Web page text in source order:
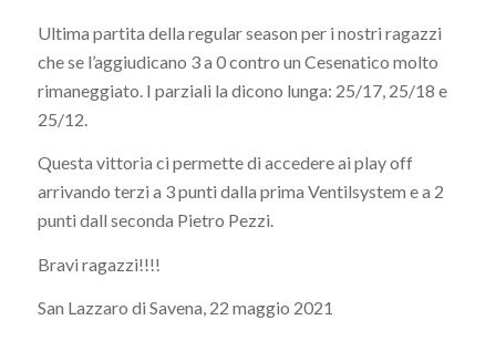
Ultima partita della regular season per i nostri ragazzi
che se l’aggiudicano 3 a 0 contro un Cesenatico molto
rimaneggiato. I parziali la dicono lunga: 25/17, 25/18 e
25/12.
Questa vittoria ci permette di accedere ai play off
arrivando terzi a 3 punti dalla prima Ventilsystem e a 2
punti dall seconda Pietro Pezzi.
Bravi ragazzi!!!!
San Lazzaro di Savena, 22 maggio 2021